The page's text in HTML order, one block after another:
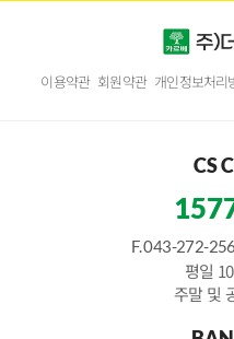
이용약관 회원약관 개인정보처리
CS
F. 043-272-
평일
주말 및